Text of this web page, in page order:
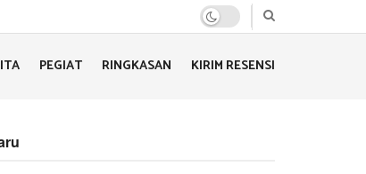
PEGIAT RINGKASAN KIRIM RESENSI